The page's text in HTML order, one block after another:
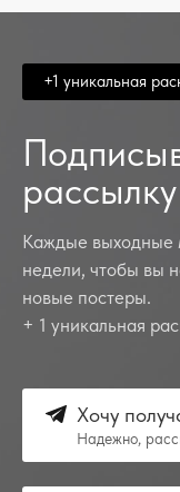
+1 уникальная
рассылку
Каждые выходные
недели, чтобы вы
новые постеры.
+ 1 уникальная
Хочу
Надежно,